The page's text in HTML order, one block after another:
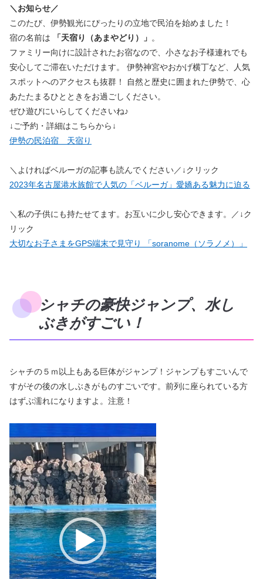
＼お知らせ／
このたび、伊勢観光にぴったりの立地で民泊を始めました！
宿の名前は
「天宿り（あまやどり）」 。
ファミリー向けに設計されたお宿なので、小さなお子様連れでも
安心してご滞在いただけます。 伊勢神宮やおかげ横丁など、人気
スポットへのアクセスも抜群！ 自然と歴史に囲まれた伊勢で、心
あたたまるひとときをお過ごしください。
ぜひ遊びにいらしてくださいね♪
↓ご予約・詳細はこちらから↓
伊勢の民泊宿 天宿り
＼よければベルーガの記事も読んでください／↓クリック
2023年名古屋港水族館で人気の「ベルーガ」愛嬌ある魅力に迫る
＼私の子供にも持たせてます。お互いに少し安心できます。／↓ク
リック
大切なお子さまをGPS端末で見守り 「soranome（ソラノメ）」
シャチの豪快ジャンプ、水し
ぶきがすごい！
シャチの５ｍ以上もある巨体がジャンプ！ジャンプもすごいんで
すがその後の水しぶきがものすごいです。前列に座られている方
はずぶ濡れになりますよ。注意！
画
プ
レ
ー
ヤ
ー